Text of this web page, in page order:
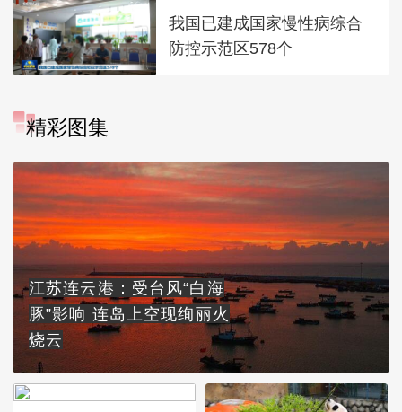
我国已建成国家慢性病综合
防控示范区578个
精彩图集
江苏连云港：受台风“白海
豚”影响 连岛上空现绚丽火
烧云